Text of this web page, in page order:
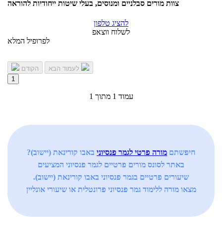
צוות מורים סבלניים ומנוסים, בעלי שיטות ייחודיות להוראה
להציג טלפון
לשלוח ווצאפ
לפרופיל המלא
הקודם
1
עמוד 1 מתוך 1
חיפשתם מורה פרטי לגמר פנסיוני באבו קורינאת (יישוב)?
באתר לסונס מורים פרטיים לגמר פנסיוני המציעים
שיעורים פרטיים בגמר פנסיוני באבו קורינאת (יישוב).
מצאו מורה ללימוד גמר פנסיוני פרונטלית או שיעורי אונליין